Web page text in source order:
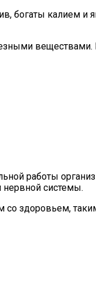
богаты калием и
веществами.
работы
системы.
здоровьем,